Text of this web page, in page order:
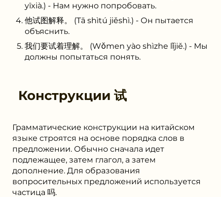
yīxià.) - Нам нужно попробовать.
他试图解释。 (Tā shìtú jiěshì.) - Он пытается
объяснить.
我们要试着理解。 (Wǒmen yào shìzhe lǐjiě.) - Мы
должны попытаться понять.
Конструкции 试
Грамматические конструкции на китайском
языке строятся на основе порядка слов в
предложении. Обычно сначала идет
подлежащее, затем глагол, а затем
дополнение. Для образования
вопросительных предложений используется
частица 吗.